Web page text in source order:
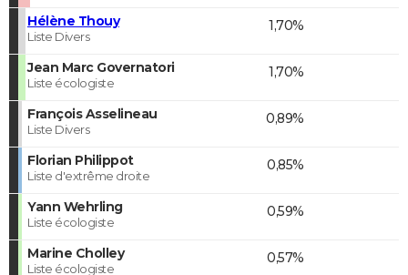
Hélène Thouy
Liste Divers
1,70%
Jean Marc Governatori
Liste écologiste
1,70%
François Asselineau
Liste Divers
0,89%
Florian Philippot
Liste d'extrême droite
0,85%
Yann Wehrling
Liste écologiste
0,59%
Marine Cholley
Liste écologiste
0,57%